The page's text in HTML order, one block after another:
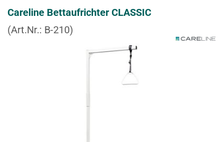
Ca­re­li­ne Bett­auf­rich­ter CLAS­SIC
(Art.Nr.: B-210)